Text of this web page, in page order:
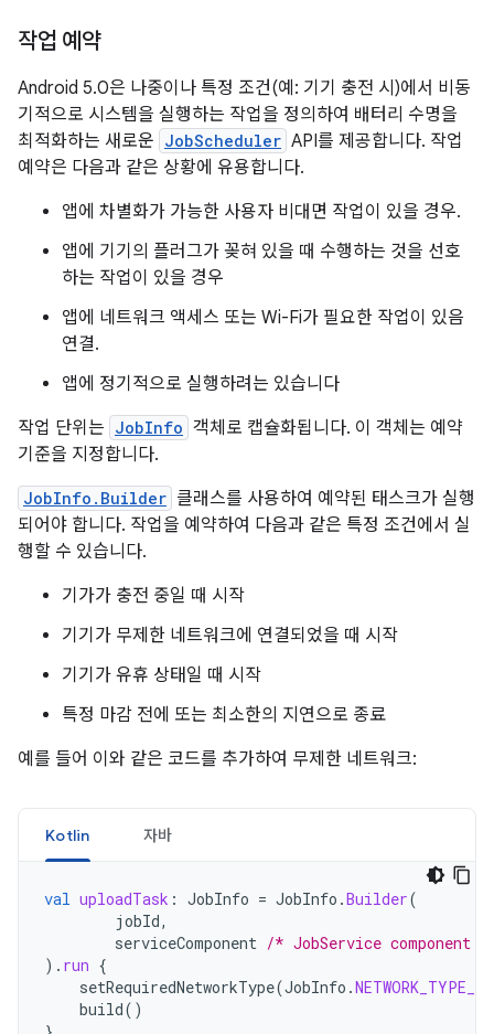
작업 예약
Android 5.0은 나중이나 특정 조건(예: 기기 충전 시)에서 비동
기적으로 시스템을 실행하는 작업을 정의하여 배터리 수명을
최적화하는 새로운 JobScheduler API를 제공합니다. 작업
예약은 다음과 같은 상황에 유용합니다.
앱에 차별화가 가능한 사용자 비대면 작업이 있을 경우.
앱에 기기의 플러그가 꽂혀 있을 때 수행하는 것을 선호
하는 작업이 있을 경우
앱에 네트워크 액세스 또는 Wi-Fi가 필요한 작업이 있음
연결.
앱에 정기적으로 실행하려는 있습니다
작업 단위는 JobInfo 객체로 캡슐화됩니다. 이 객체는 예약
기준을 지정합니다.
JobInfo.Builder 클래스를 사용하여 예약된 태스크가 실행
되어야 합니다. 작업을 예약하여 다음과 같은 특정 조건에서 실
행할 수 있습니다.
기가가 충전 중일 때 시작
기기가 무제한 네트워크에 연결되었을 때 시작
기기가 유휴 상태일 때 시작
특정 마감 전에 또는 최소한의 지연으로 종료
예를 들어 이와 같은 코드를 추가하여 무제한 네트워크:
Kotlin 자바
val uploadTask : JobInfo = JobInfo .Builder(
jobId,
serviceComponent /* JobService component
). run {
setRequiredNetworkType(JobInfo .
build()